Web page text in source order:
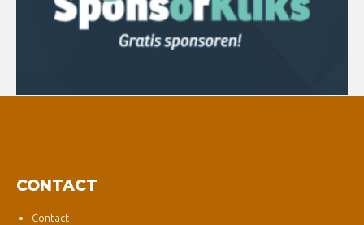
CONTACT
Contact